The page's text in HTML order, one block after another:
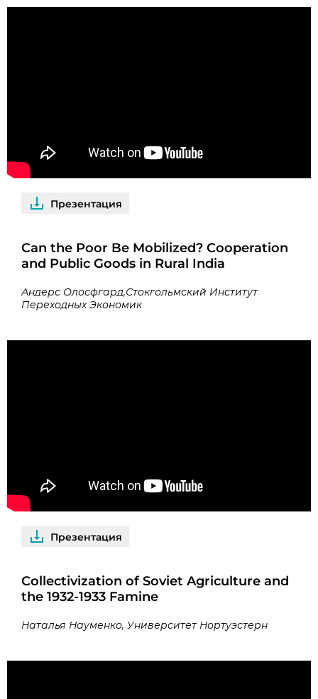
Презентация
Can the Poor Be Mobilized? Cooperation
and Public Goods in Rural India
Андерс Олосфгард,Стокгольмский Институт
Переходных Экономик
Презентация
Collectivization of Soviet Agriculture and
the 1932-1933 Famine
Наталья Науменко, Университет Нортуэстерн